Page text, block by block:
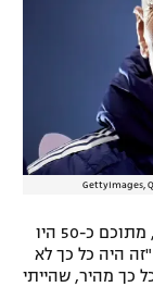
לצדו של מקדוגל עבדו עוד 250 צלמים במשחק, מתוכם כ-50 היו
היה כל כך לא
כך מהיר, שהייתי